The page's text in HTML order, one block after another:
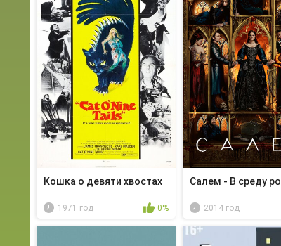
Кошка о девяти хвостах
1971 год 0%
Салем - В среду
2014 год